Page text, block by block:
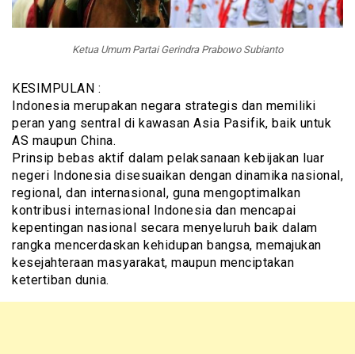
Ketua Umum Partai Gerindra Prabowo Subianto
KESIMPULAN :
Indonesia merupakan negara strategis dan memiliki
peran yang sentral di kawasan Asia Pasifik, baik untuk
AS maupun China.
Prinsip bebas aktif dalam pelaksanaan kebijakan luar
negeri Indonesia disesuaikan dengan dinamika nasional,
regional, dan internasional, guna mengoptimalkan
kontribusi internasional Indonesia dan mencapai
kepentingan nasional secara menyeluruh baik dalam
rangka mencerdaskan kehidupan bangsa, memajukan
kesejahteraan masyarakat, maupun menciptakan
ketertiban dunia.